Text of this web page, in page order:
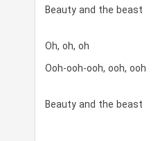
Beauty and the beast
Oh, oh, oh
Ooh-ooh-ooh, ooh, ooh
Beauty and the beast